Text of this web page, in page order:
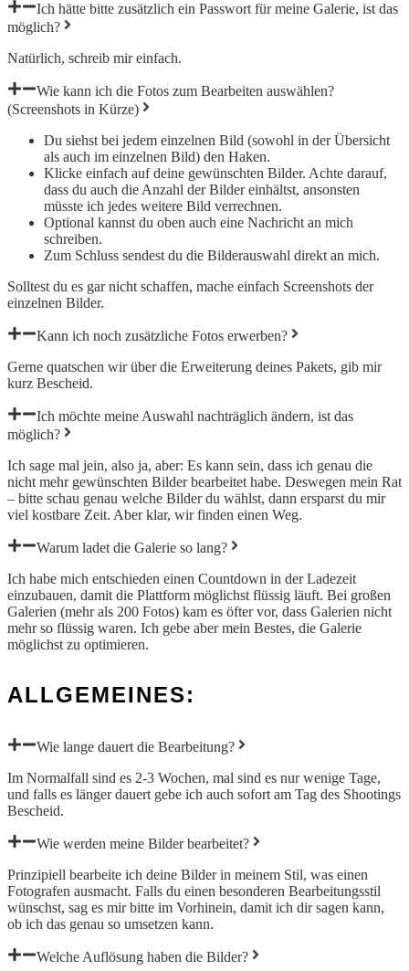
Ich hätte bitte zusätzlich ein Passwort für meine Galerie, ist das
möglich?
Natürlich, schreib mir einfach.
Wie kann ich die Fotos zum Bearbeiten auswählen?
(Screenshots in Kürze)
Du siehst bei jedem einzelnen Bild (sowohl in der Übersicht
als auch im einzelnen Bild) den Haken.
Klicke einfach auf deine gewünschten Bilder. Achte darauf,
dass du auch die Anzahl der Bilder einhältst, ansonsten
müsste ich jedes weitere Bild verrechnen.
Optional kannst du oben auch eine Nachricht an mich
schreiben.
Zum Schluss sendest du die Bilderauswahl direkt an mich.
Solltest du es gar nicht schaffen, mache einfach Screenshots der
einzelnen Bilder.
Kann ich noch zusätzliche Fotos erwerben?
Gerne quatschen wir über die Erweiterung deines Pakets, gib mir
kurz Bescheid.
Ich möchte meine Auswahl nachträglich ändern, ist das
möglich?
Ich sage mal jein, also ja, aber: Es kann sein, dass ich genau die
nicht mehr gewünschten Bilder bearbeitet habe. Deswegen mein Rat
– bitte schau genau welche Bilder du wählst, dann ersparst du mir
viel kostbare Zeit. Aber klar, wir finden einen Weg.
Warum ladet die Galerie so lang?
Ich habe mich entschieden einen Countdown in der Ladezeit
einzubauen, damit die Plattform möglichst flüssig läuft. Bei großen
Galerien (mehr als 200 Fotos) kam es öfter vor, dass Galerien nicht
mehr so flüssig waren. Ich gebe aber mein Bestes, die Galerie
möglichst zu optimieren.
ALLGEMEINES:
Wie lange dauert die Bearbeitung?
Im Normalfall sind es 2-3 Wochen, mal sind es nur wenige Tage,
und falls es länger dauert gebe ich auch sofort am Tag des Shootings
Bescheid.
Wie werden meine Bilder bearbeitet?
Prinzipiell bearbeite ich deine Bilder in meinem Stil, was einen
Fotografen ausmacht. Falls du einen besonderen Bearbeitungsstil
wünschst, sag es mir bitte im Vorhinein, damit ich dir sagen kann,
ob ich das genau so umsetzen kann.
Welche Auflösung haben die Bilder?